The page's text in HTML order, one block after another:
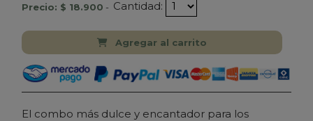
Precio: $ 18.900 - Cantidad:
Agregar al carrito
El combo más dulce y encantador para los